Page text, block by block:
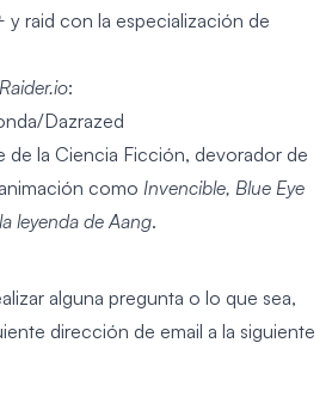
y raid con la especialización de
Raider.io:
Dazrazed
de la Ciencia Ficción, devorador de
como Invencible, Blue Eye
leyenda de Aang.
alguna pregunta o lo que sea,
dirección de email a la siguiente